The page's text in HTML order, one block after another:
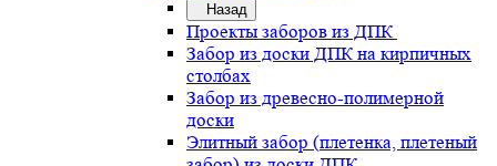
Назад
Проекты заборов из ДПК
Забор из доски ДПК на кирпичных
столбах
Забор из древесно-полимерной
доски
Элитный забор (плетенка, плетеный